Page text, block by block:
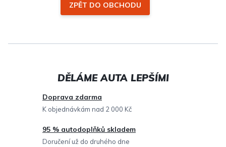
ZPĚT DO OBCHODU
Doprava zdarma
K objednávkám nad 2 000 Kč
95 % autodoplňků skladem
Doručení už do druhého dne